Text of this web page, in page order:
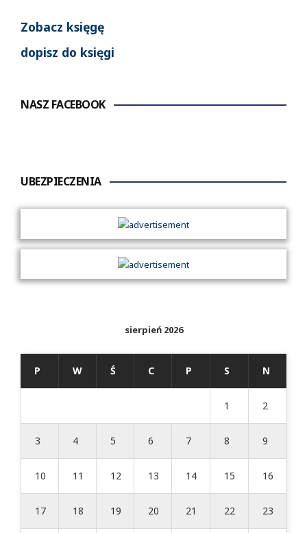
Zobacz księgę
dopisz do księgi
NASZ FACEBOOK
UBEZPIECZENIA
sierpień 2026
P W Ś C P S N
1 2
3 4 5 6 7 8 9
10 11 12 13 14 15 16
17 18 19 20 21 22 23